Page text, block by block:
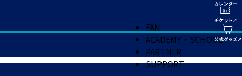
FAN
ACADEMY・SCHOOL
PARTNER
SUPPORT